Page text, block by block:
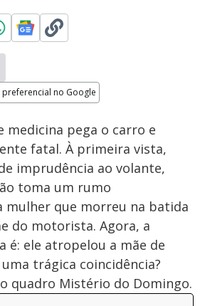
no Google
100.00%
medicina pega o carro e
fatal. À primeira vista,
imprudência ao volante,
toma um rumo
mulher que morreu na batida
do motorista. Agora, a
é: ele atropelou a mãe de
trágica coincidência?
quadro Mistério do Domingo.